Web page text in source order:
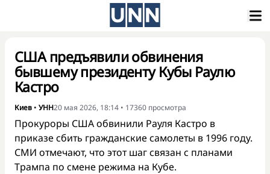
США предъявили обвинения
бывшему президенту Кубы Раулю
Кастро
Киев • УНН20 мая 2026, 18:14 • 17360 просмотра
Прокуроры США обвинили Рауля Кастро в
приказе сбить гражданские самолеты в 1996 году.
СМИ отмечают, что этот шаг связан с планами
Трампа по смене режима на Кубе.